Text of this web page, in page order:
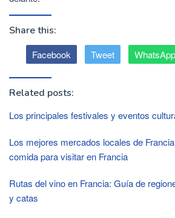
Share this:
Facebook Tweet WhatsApp
Related posts:
Los principales festivales y eventos
Los mejores mercados locales de
comida para visitar en Francia
Rutas del vino en Francia: Guía de
y catas